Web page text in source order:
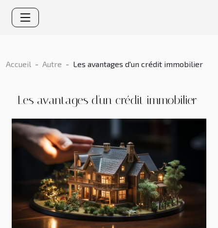
Accueil Autre Les avantages d'un crédit immobilier
Les avantages d'un crédit immobilier